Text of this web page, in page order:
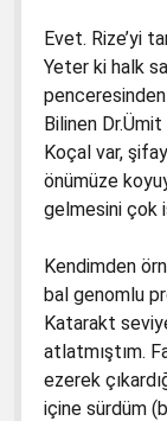
Evet. Rize’yi
Yeter ki halk
Bilinen
Koçal var,
önümüze
gelmesini çok
Kendimden
bal genomlu
Katarakt
atlatmıştım.
ezerek
içine sürdüm